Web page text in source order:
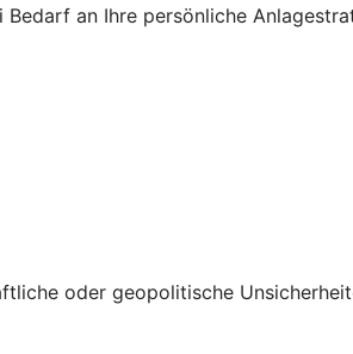
an Ihre persönliche
oder geopolitische